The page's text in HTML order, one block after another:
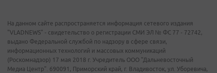
На данном сайте распространяется информация сетевого издания
"VLADNEWS" - свидетельство о регистрации СМИ ЭЛ № ФС 77 - 72742,
выдано Федеральной службой по надзору в сфере связи,
информационных технологий и массовых коммуникаций
(Роскомнадзор) 17 мая 2018 г. Учредитель ООО "Дальневосточный
Медиа Центр". 690091, Приморский край, г. Владивосток, ул. Уборевича,